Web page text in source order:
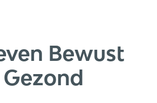
Bewust
Gezond